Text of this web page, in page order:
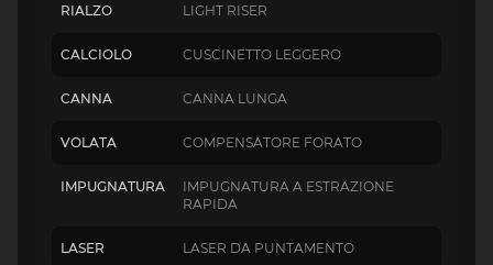
RIALZO LIGHT RISER
CALCIOLO CUSCINETTO LEGGERO
CANNA CANNA LUNGA
VOLATA COMPENSATORE FORATO
IMPUGNATURA
IMPUGNATURA A ESTRAZIONE
RAPIDA
LASER LASER DA PUNTAMENTO